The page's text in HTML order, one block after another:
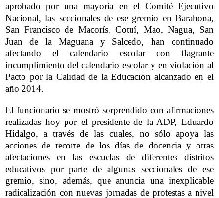
aprobado por una mayoría en el Comité Ejecutivo
Nacional, las seccionales de ese gremio en Barahona,
San Francisco de Macorís, Cotuí, Mao, Nagua, San
Juan de la Maguana y Salcedo, han continuado
afectando el calendario escolar con flagrante
incumplimiento del calendario escolar y en violación al
Pacto por la Calidad de la Educación alcanzado en el
año 2014.
El funcionario se mostró sorprendido con afirmaciones
realizadas hoy por el presidente de la ADP, Eduardo
Hidalgo, a través de las cuales, no sólo apoya las
acciones de recorte de los días de docencia y otras
afectaciones en las escuelas de diferentes distritos
educativos por parte de algunas seccionales de ese
gremio, sino, además, que anuncia una inexplicable
radicalización con nuevas jornadas de protestas a nivel